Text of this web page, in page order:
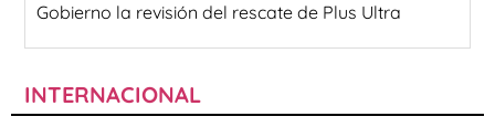
Gobierno la revisión del rescate de Plus Ultra
INTERNACIONAL